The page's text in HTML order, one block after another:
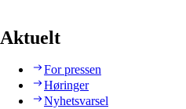
Aktuelt
For pressen
Høringer
Nyhetsvarsel